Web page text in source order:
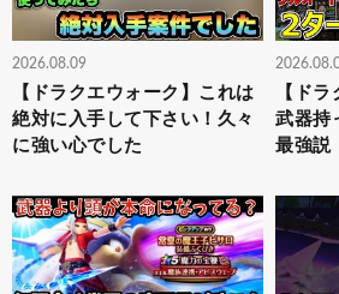
2026.08.09
【ドラクエウォーク】これは
絶対に入手して下さい！久々
に強い心でした
【ド
武器持
最強説